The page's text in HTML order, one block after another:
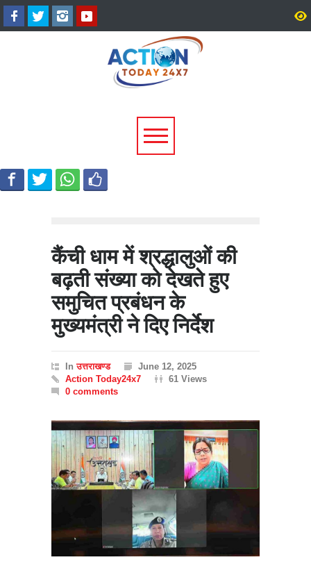
अल्मोड़ा के गांव से आसमान तक: रवि
टम्टा ने तैयार किया पर्सनल फ्लाइंग
व्हीकल, सफल ट्रायल से मची चर्चा
कैंची धाम में श्रद्धालुओं की
बढ़ती संख्या को देखते हुए
समुचित प्रबंधन के
मुख्यमंत्री ने दिए निर्देश
Inउत्तराखण्ड
June 12, 2025
Action Today24x7
61 Views
0 comments